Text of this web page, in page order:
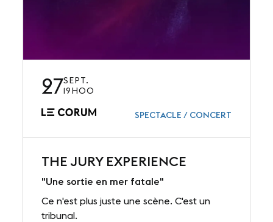
27SEPT.
19H00
SPECTACLE / CONCERT
THE JURY EXPERIENCE
"Une sortie en mer fatale"
Ce n'est plus juste une scène. C'est un
tribunal.